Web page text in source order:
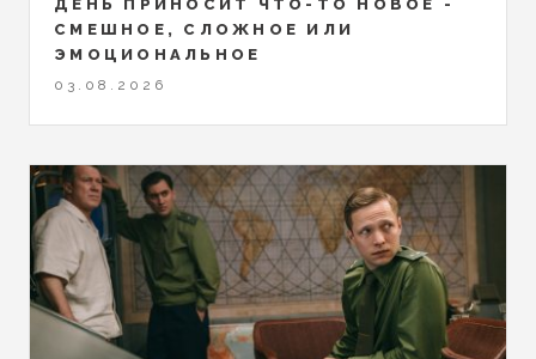
ДЕНЬ ПРИНОСИТ ЧТО-ТО НОВОЕ -
СМЕШНОЕ, СЛОЖНОЕ ИЛИ
ЭМОЦИОНАЛЬНОЕ
03.08.2026